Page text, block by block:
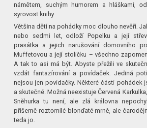
námětem, suchým humorem a hláškami,
syrovost knihy.
Většina dětí na pohádky moc dlouho nevěří.
nebo sedmi let, odloží Popelku a její
prasátka a jejich narušování domovního
Muffetovou a její stoličku – všechno
A tak to asi má být. Abyste přežili ve
vzdát fantazírování a povídaček. Jediná
nejsou jen povídačky. Některé části pohádek
a skutečné. Možná neexistuje Červená
Sněhurka tu není, ale zlá královna
příšerně roztomilé blonďaté mrně, ale
teda jo.